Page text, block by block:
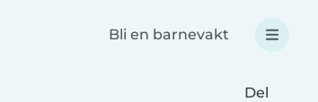
Bli en barnevakt
Del